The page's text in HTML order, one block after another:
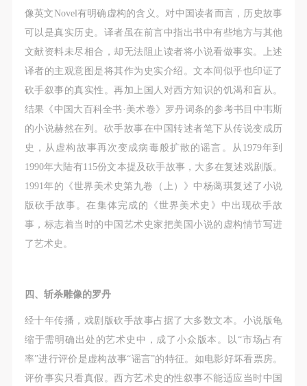
像英文Novel有明确虚构的含义。对中国读者而言，历史故事
可以是真实历史。译者虽在前言中指出书中有些地方与其他
文献资料未尽相合，却无法阻止读者将小说看做事实。上述
译者的主观意图是将其作为史实介绍。文本间似乎也印证了
砍手叙事的真实性。再加上国人对西方知识的饥渴和盲从。
结果《中国大百科全书·美术卷》罗丹词条的参考书目中韦斯
的小说赫然在列。砍手故事在中国转述者笔下从传说变成历
史，从虚构故事再次变成病毒般扩散的谣言。从1979年到
1990年大陆有115份文本提及砍手故事，大多在复述戏剧版。
1991年的《世界美术史第九卷（上）》中杨蔼琪复述了小说
版砍手故事。在集体完成的《世界美术史》中出现砍手故
事，标志着当时的中国艺术史家把美国小说的虚构情节写进
了艺术史。
四、斩杀雕像的罗丹
经十年传播，戏剧版砍手故事占据了大多数文本。小说版龟
缩于需明确出处的艺术史中，成了小众版本。以“市场占有
率”进行评价是虚构故事“谣言”的特征。如电影好坏看票房。
评价事实只看真假。西方艺术史的性叙事不能适应当时中国